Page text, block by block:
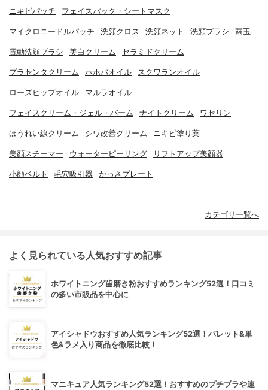
ニキビパッチ フェイスパック・シートマスク
マイクロニードルパッチ 洗顔クロス 洗顔ネット 洗顔ブラシ 繭玉
電動洗顔ブラシ 美白クリーム セラミドクリーム
プラセンタクリーム ホホバオイル スクワランオイル
ローズヒップオイル マルラオイル
フェイスクリーム・ジェル・バーム ナイトクリーム ワセリン
ほうれい線クリーム シワ改善クリーム ニキビ塗り薬
美顔スチーマー ウォーターピーリング リフトアップ美顔器
小顔ベルト 毛穴吸引器 かっさプレート
カテゴリ一覧へ
よく見られている人気おすすめ記事
ホワイトニング歯磨き粉おすすめランキング52選！口コミ
の多い市販品を中心に
アイシャドウおすすめ人気ランキング52選！パレット&単
色&ラメ入り商品を徹底比較！
マニキュア人気ランキング52選！おすすめのプチプラや速